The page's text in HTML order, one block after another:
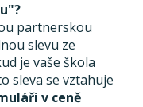
partnerskou
slevu ze
je vaše škola
sleva se vztahuje
v ceně